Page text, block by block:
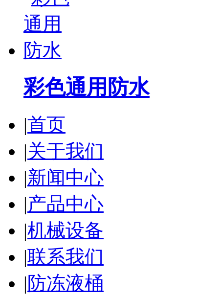
彩色通用防水
|首页
|关于我们
|新闻中心
|产品中心
|机械设备
|联系我们
|防冻液桶